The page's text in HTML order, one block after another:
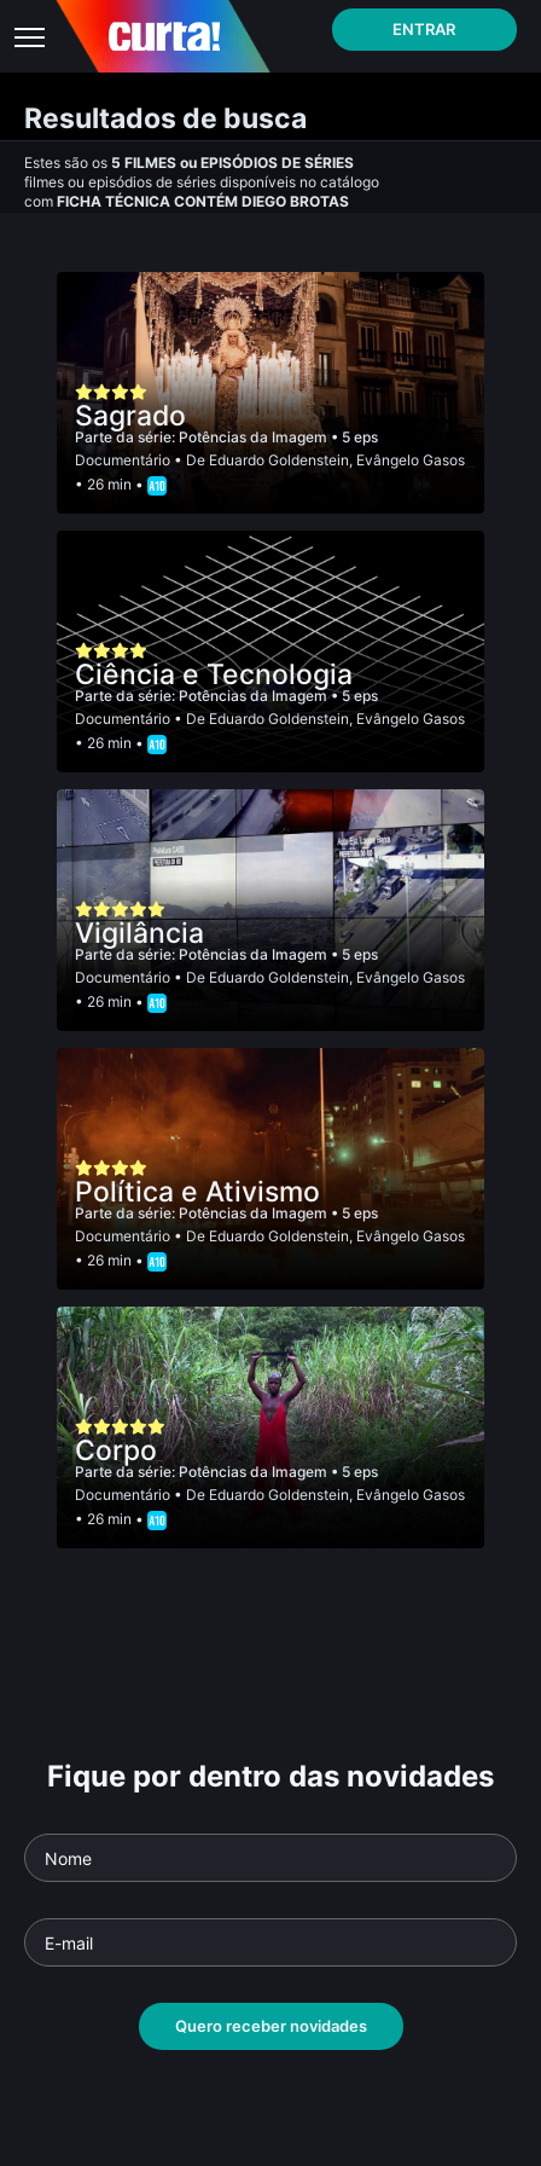
ENTRAR
Resultados de busca
Estes são os 5 FILMES ou EPISÓDIOS DE SÉRIES
filmes ou episódios de séries disponíveis no catálogo
com FICHA TÉCNICA CONTÉM DIEGO BROTAS
Sagrado
Parte da série: Potências da Imagem• 5 eps
Documentário • De Eduardo Goldenstein, Evângelo Gasos
• 26 min •
Ciência e Tecnologia
Parte da série:Potências da Imagem• 5 eps
Documentário • De Eduardo Goldenstein, Evângelo Gasos
• 26 min •
Vigilância
Parte da série: Potências da Imagem • 5 eps
Documentário • De Eduardo Goldenstein, Evângelo Gasos
• 26 min •
Política e Ativismo
Parte da série: Potências da Imagem • 5 eps
Documentário • De Eduardo Goldenstein, Evângelo Gasos
• 26 min •
Corpo
Parte da série:Potências da Imagem • 5 eps
Documentário • De Eduardo Goldenstein, Evângelo Gasos
• 26 min •
Fique por dentro das novidades
Quero receber novidades